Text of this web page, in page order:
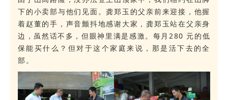
下的小卖部与他们见面。龚郑玉的父亲前来迎接，他握
着赵董的手，声音颤抖地感谢大家，龚郑玉站在父亲身
边，虽然话不多，但眼神里满是感激。每月280 元的低
保能买什么？但对于这个家庭来说，那是活下去的全
部。